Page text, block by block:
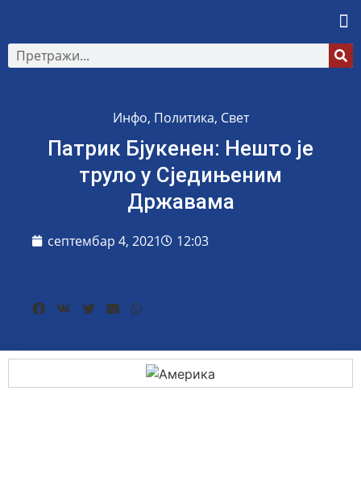
Инфо, Политика, Свет
Патрик Бјукенен: Нешто је
труло у Сједињеним
Државама
септембар 4, 2021 12:03